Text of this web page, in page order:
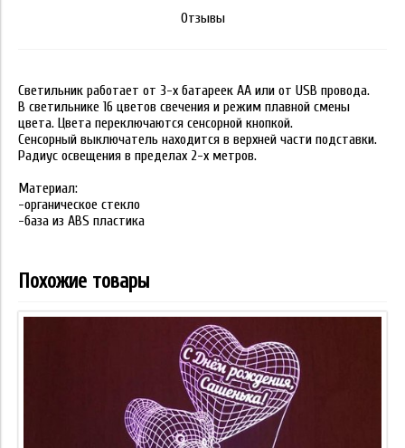
Отзывы
Светильник работает от 3-х батареек АА или от USB провода.
В светильнике 16 цветов свечения и режим плавной смены
цвета. Цвета переключаются сенсорной кнопкой.
Сенсорный выключатель находится в верхней части подставки.
Радиус освещения в пределах 2-х метров.
Материал:
-органическое стекло
-база из ABS пластика
Похожие товары